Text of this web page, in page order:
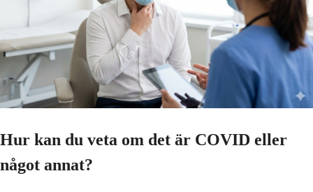
Hur kan du veta om det är COVID eller
något annat?